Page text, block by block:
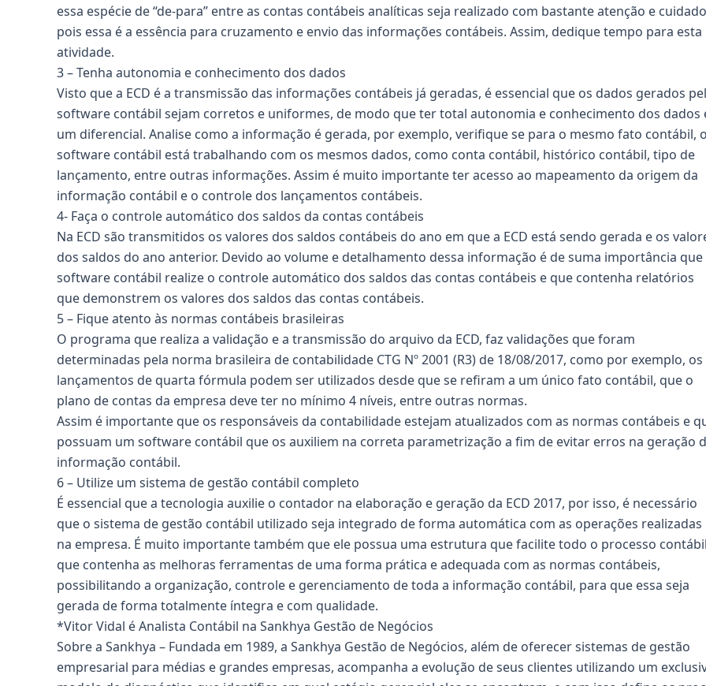
essa espécie de “de-para” entre as contas contábeis analíticas seja realizado com bastante atenção e
pois essa é a essência para cruzamento e envio das informações contábeis. Assim, dedique tempo para esta
atividade.
3 – Tenha autonomia e conhecimento dos dados
Visto que a ECD é a transmissão das informações contábeis já geradas, é essencial que os dados gerados
software contábil sejam corretos e uniformes, de modo que ter total autonomia e conhecimento dos dados
um diferencial. Analise como a informação é gerada, por exemplo, verifique se para o mesmo fato contábil, o
software contábil está trabalhando com os mesmos dados, como conta contábil, histórico contábil, tipo de
lançamento, entre outras informações. Assim é muito importante ter acesso ao mapeamento da origem da
informação contábil e o controle dos lançamentos contábeis.
4- Faça o controle automático dos saldos da contas contábeis
Na ECD são transmitidos os valores dos saldos contábeis do ano em que a ECD está sendo gerada e os
dos saldos do ano anterior. Devido ao volume e detalhamento dessa informação é de suma importância que
software contábil realize o controle automático dos saldos das contas contábeis e que contenha relatórios
que demonstrem os valores dos saldos das contas contábeis.
5 – Fique atento às normas contábeis brasileiras
O programa que realiza a validação e a transmissão do arquivo da ECD, faz validações que foram
determinadas pela norma brasileira de contabilidade CTG Nº 2001 (R3) de 18/08/2017, como por exemplo, os
lançamentos de quarta fórmula podem ser utilizados desde que se refiram a um único fato contábil, que o
plano de contas da empresa deve ter no mínimo 4 níveis, entre outras normas.
Assim é importante que os responsáveis da contabilidade estejam atualizados com as normas contábeis e
possuam um software contábil que os auxiliem na correta parametrização a fim de evitar erros na geração
informação contábil.
6 – Utilize um sistema de gestão contábil completo
É essencial que a tecnologia auxilie o contador na elaboração e geração da ECD 2017, por isso, é necessário
que o sistema de gestão contábil utilizado seja integrado de forma automática com as operações realizadas
na empresa. É muito importante também que ele possua uma estrutura que facilite todo o processo
que contenha as melhoras ferramentas de uma forma prática e adequada com as normas contábeis,
possibilitando a organização, controle e gerenciamento de toda a informação contábil, para que essa seja
gerada de forma totalmente íntegra e com qualidade.
*Vitor Vidal é Analista Contábil na Sankhya Gestão de Negócios
Sobre a Sankhya – Fundada em 1989, a Sankhya Gestão de Negócios, além de oferecer sistemas de gestão
empresarial para médias e grandes empresas, acompanha a evolução de seus clientes utilizando um